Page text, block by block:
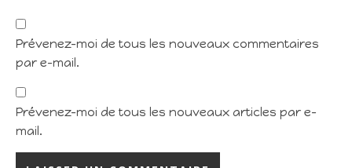
Prévenez-moi de tous les nouveaux commentaires
par e-mail.
Prévenez-moi de tous les nouveaux articles par e-
mail.